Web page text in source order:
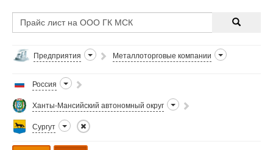
Предприятия Металлоторговые компании
Россия
Ханты-Мансийский автономный округ
Сургут